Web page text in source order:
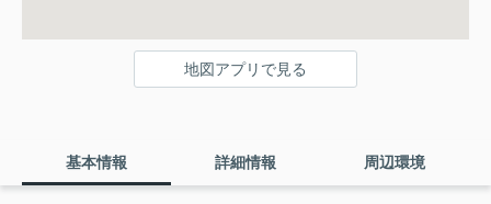
地図アプリで見る
基本情報 詳細情報 周辺環境